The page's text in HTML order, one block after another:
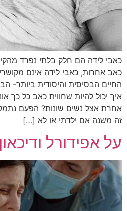
כאבי לידה הם חלק בלתי נפרד
כאב אחרות, כאבי לידה אינם
החיים הבסיסית והיסודית ביותר-
איך יכול להיות שחווית כאב כל כך
אחרת אצל נשים שונות? הפעם
זה משנה אם ילדתי או לא […]
על אפידורל